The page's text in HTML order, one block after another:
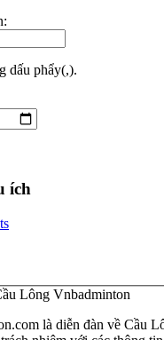
dấu phẩy(,).
ích
Lông Vnbadminton
là diễn đàn về Cầu